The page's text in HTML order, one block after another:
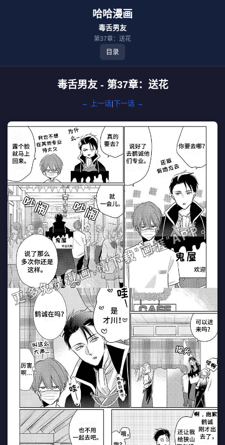
哈哈漫画
毒舌男友
第37章：送花
目录
毒舌男友 - 第37章：送花
← 上一话|下一话 →